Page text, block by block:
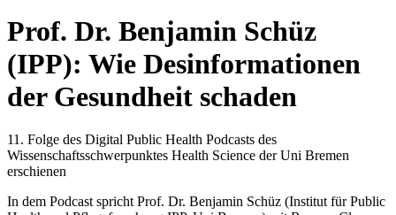
Prof. Dr. Benjamin Schüz
(IPP): Wie Desinformationen
der Gesundheit schaden
11. Folge des Digital Public Health Podcasts des
Wissenschaftsschwerpunktes Health Science der Uni Bremen
erschienen
In dem Podcast spricht Prof. Dr. Benjamin Schüz (Institut für Public